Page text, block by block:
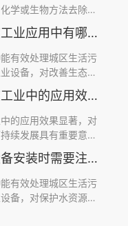
稳定运行和高效处
学或生物方法去除污
达到排放标准或回用
备在环保中发挥着至
现在以下几个方面：
污水处理设备在工业应用中有哪些关键优势？
有效处理城区生活污
设备，对改善生态环
进经济发展具有重要
工业应用中的关键优
方面：
污水处理设备在工业中的应用效果如何？
的应用效果显著，对
续发展具有重要意
备在工业中应用效果
昆明污水处理设备安装时需要注意哪些事项？
有效处理城区生活污
备，对保护水资源、